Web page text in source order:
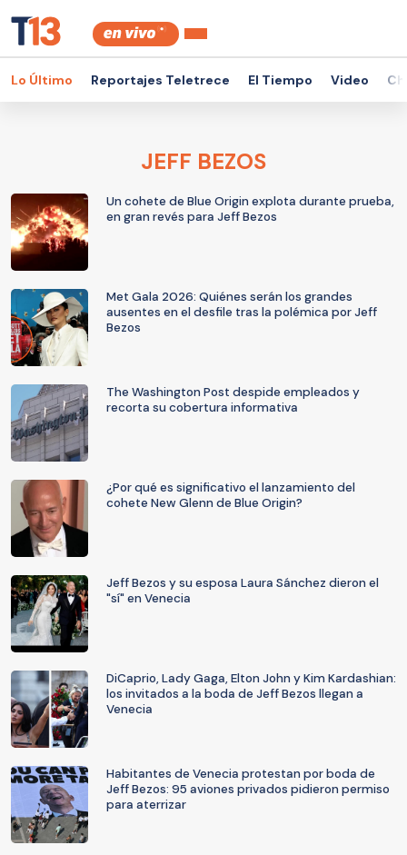
Lo Último Reportajes Teletrece El Tiempo Video
JEFF BEZOS
Un cohete de Blue Origin explota durante prueba,
en gran revés para Jeff Bezos
Met Gala 2026: Quiénes serán los grandes
ausentes en el desfile tras la polémica por Jeff
Bezos
The Washington Post despide empleados y
recorta su cobertura informativa
¿Por qué es significativo el lanzamiento del
cohete New Glenn de Blue Origin?
Jeff Bezos y su esposa Laura Sánchez dieron el
"sí" en Venecia
DiCaprio, Lady Gaga, Elton John y Kim Kardashian:
los invitados a la boda de Jeff Bezos llegan a
Venecia
Habitantes de Venecia protestan por boda de
Jeff Bezos: 95 aviones privados pidieron permiso
para aterrizar